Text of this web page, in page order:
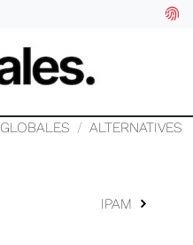
GLOBALES ALTERNATIVES
IPAM